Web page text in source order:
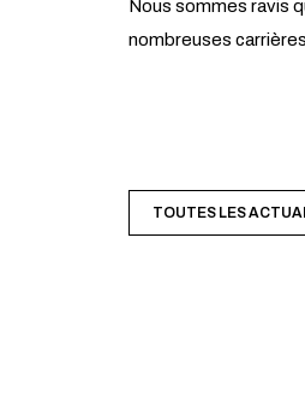
Nous sommes ravis
nombreuses
TOUTES LES